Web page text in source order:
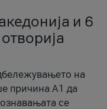
и 6
на
причина А1 да
се